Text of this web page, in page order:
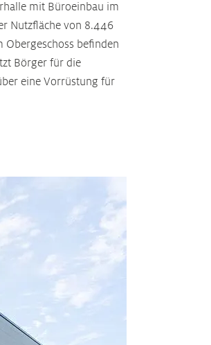
mit Büroeinbau im
Nutzfläche von 8.446
Obergeschoss befinden
Börger für die
eine Vorrüstung für